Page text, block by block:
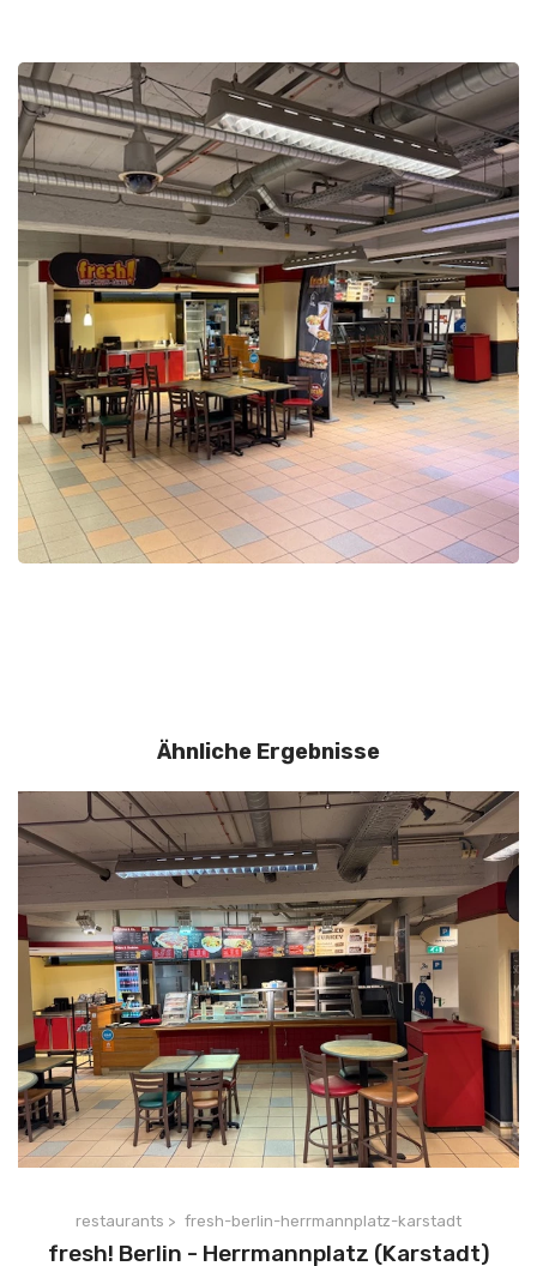
Ähnliche Ergebnisse
restaurants > fresh-berlin-herrmannplatz-karstadt
fresh! Berlin - Herrmannplatz (Karstadt)